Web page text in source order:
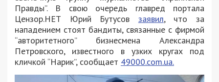
Правды”. В свою очередь главред портала
Цензор.НЕТ Юрий Бутусов заявил, что за
нападением стоят бандиты, связанные с фирмой
“авторитетного” бизнесмена Александра
Петровского, известного в узких кругах под
кличкой “Нарик”, сообщает 49000.com.ua.